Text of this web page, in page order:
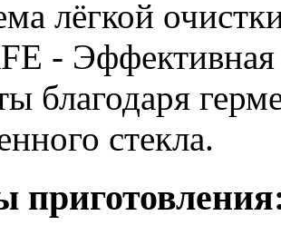
лёгкой
- Эффективная
благодаря
стекла.